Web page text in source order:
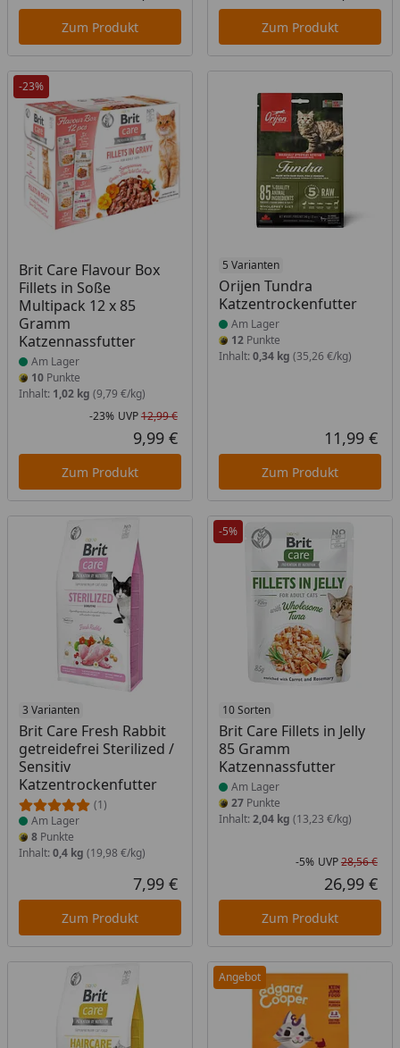
Zum Produkt Zum Produkt
-23%
Brit Care Flavour Box
Fillets in Soße
Multipack 12 x 85
Gramm
Katzennassfutter
Produkt am Lager
Am Lager
10 Punkte
Inhalt: 1,02 kg (9,79 €/kg)
Rabatt in Prozent
-23%
Ursprünglicher Preis
UVP12,99 €
Aktueller Preis
9,99 €
Zum Produkt
5 Varianten
Orijen Tundra
Katzentrockenfutter
Produkt am Lager
Am Lager
12Punkte
Inhalt: 0,34 kg (35,26 €/kg)
11,99 €
Zum Produkt
3 Varianten
Brit Care Fresh Rabbit
getreidefrei Sterilized /
Sensitiv
Katzentrockenfutter
(1)
Produkt am Lager
Am Lager
8 Punkte
Inhalt: 0,4 kg (19,98 €/kg)
Aktueller Preis
7,99 €
Zum Produkt
-5%
10 Sorten
Brit Care Fillets in Jelly
85 Gramm
Katzennassfutter
Produkt am Lager
Am Lager
27Punkte
Inhalt: 2,04 kg (13,23 €/kg)
-5% UVP28,56 €
26,99 €
Zum Produkt
Angebot